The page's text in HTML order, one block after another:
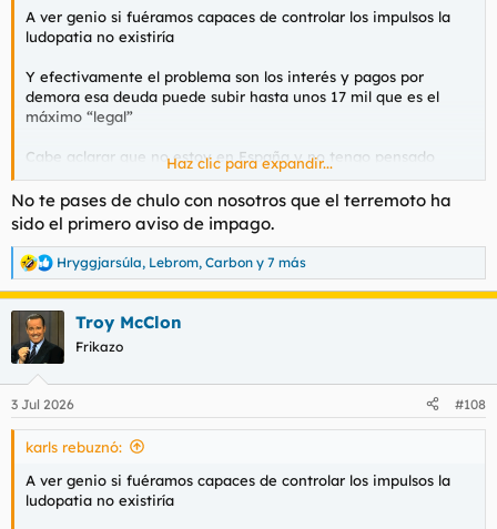
A ver genio si fuéramos capaces de controlar los impulsos la
ludopatia no existiría
Y efectivamente el problema son los interés y pagos por
demora esa deuda puede subir hasta unos 17 mil que es el
máximo “legal”
Cabe aclarar que no estoy en España y no tengo pensado
volver así que en ese sentido corro menos peligro
Haz clic para expandir...
No te pases de chulo con nosotros que el terremoto ha
sido el primero aviso de impago.
R
e
a
c
i
e
s
Hryggjarsúla, Lebrom, Carbon y 7 más
Troy McClon
Frikazo
3 Jul 2026 #108
karls rebuznó:
A ver genio si fuéramos capaces de controlar los impulsos la
ludopatia no existiría